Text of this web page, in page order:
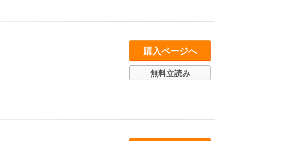
購入ページへ
無料立読み